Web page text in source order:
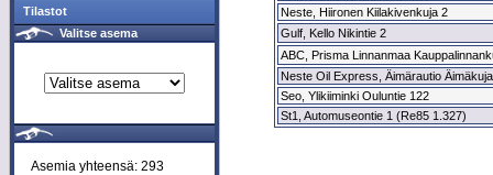
Tilastot
Valitse asema
Asemia yhteensä: 293
Neste, Hiironen Kiilakivenkuja 2
Gulf, Kello Nikintie 2
ABC, Prisma Linnanmaa
Neste Oil Express, Äimärautio
Seo, Ylikiiminki Ouluntie 122
St1, Automuseontie 1 (Re85 1.327)